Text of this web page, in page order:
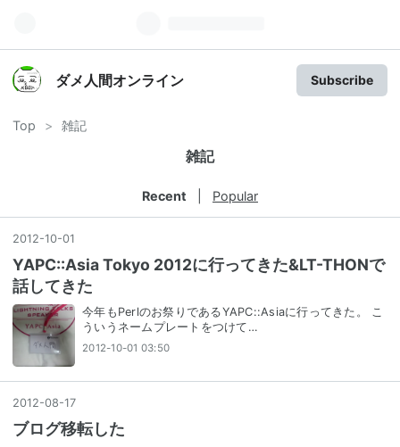
ダメ人間オンライン Subscribe
Top > 雑記
雑記
Recent Popular
2012-10-01
YAPC::Asia Tokyo 2012に行ってきた&LT-THONで
話してきた
今年もPerlのお祭りであるYAPC::Asiaに行ってきた。 こ
ういうネームプレートをつけて…
2012-10-01 03:50
2012-08-17
ブログ移転した